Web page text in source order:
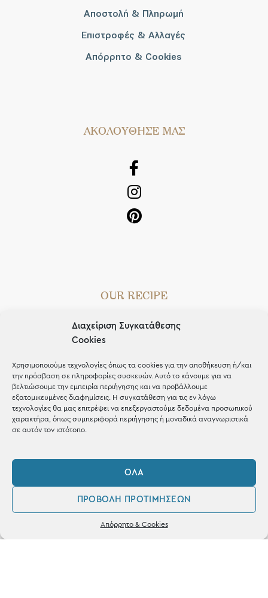
Διαχείριση Συγκατάθεσης
Cookies
Χρησιμοποιούμε τεχνολογίες όπως τα cookies για την αποθήκευση ή/και
την πρόσβαση σε πληροφορίες συσκευών. Αυτό το κάνουμε για να
βελτιώσουμε την εμπειρία περιήγησης και να προβάλλουμε
εξατομικευμένες διαφημίσεις. Η συγκατάθεση για τις εν λόγω
τεχνολογίες θα μας επιτρέψει να επεξεργαστούμε δεδομένα προσωπικού
χαρακτήρα, όπως συμπεριφορά περιήγησης ή μοναδικά αναγνωριστικά
σε αυτόν τον ιστότοπο.
ΌΛΑ
ΠΡΟΒΟΛΉ ΠΡΟΤΙΜΉΣΕΩΝ
Απόρρητο & Cookies
Αποστολή & Πληρωμή
Επιστροφές & Αλλαγές
Απόρρητο & Cookies
AΚΟΛΟΥΘΗΣΕ ΜΑΣ
OUR RECIPE
Gifts
Blog
Shop the look
ΚΑΤΑΣΤΗΜΑ
Σταθά 17, 38221 Βόλος
Δευ / Τετ / Σαβ: 09:00 - 15:00
0